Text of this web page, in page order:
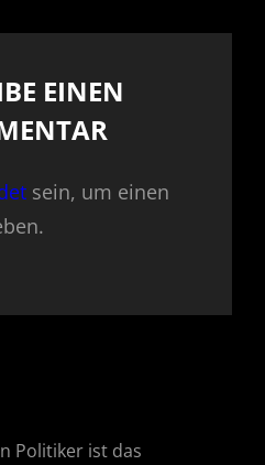
EINEN
sein, um einen
Politiker ist das